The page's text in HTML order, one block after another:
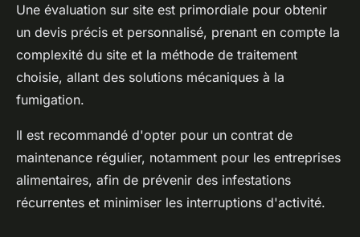
Une évaluation sur site est primordiale pour obtenir
un devis précis et personnalisé, prenant en compte la
complexité du site et la méthode de traitement
choisie, allant des solutions mécaniques à la
fumigation.
Il est recommandé d'opter pour un contrat de
maintenance régulier, notamment pour les entreprises
alimentaires, afin de prévenir des infestations
récurrentes et minimiser les interruptions d'activité.